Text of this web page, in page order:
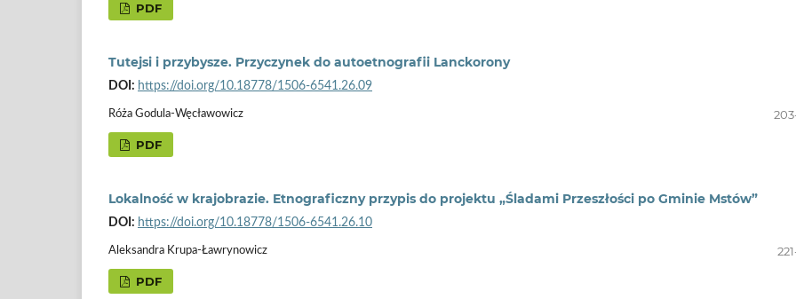
PDF
Tutejsi i przybysze. Przyczynek do autoetnografii Lanckorony
DOI: https://doi.org/10.18778/1506-6541.26.09
Róża Godula-Węcławowicz
PDF
Lokalność w krajobrazie. Etnograficzny przypis do projektu „Śladami Przeszłości po Gminie Mstów”
DOI: https://doi.org/10.18778/1506-6541.26.10
Aleksandra Krupa-Ławrynowicz
PDF